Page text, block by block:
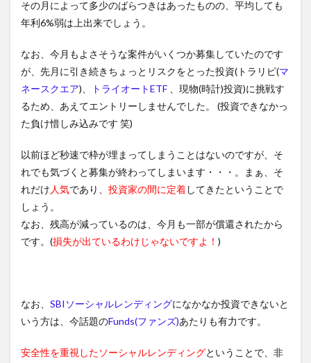
その月によって多少のばらつきはあったものの、平均しても
年利6%弱は上出来でしょう。
なお、今月もよさそうな案件がいくつか募集していたのです
が、先月に引き続きちょっとリスクをとった投資(トラリピ(マ
ネースクエア)、 トライオートETF 、現物(時計)投資)に挑戦す
るため、あえてエントリーしませんでした。 (投資できなかっ
た負け惜しみ込みです 笑)
以前ほど秒速で枠が埋まってしまうことはないのですが、そ
れでも気づくと募集が終わってしまいます・・・。まぁ、そ
れだけ 人気であり、 投資家の間に定着してきたということで
しょう。
なお、残高が減っているのは、今月も一部が償還されたから
です。(損失が出ているわけじゃないですよ！ )
なお、 SBIソーシャルレンディングになかなか投資できないと
いう方は、今話題のFunds(ファンズ)あたりも有力です。
安全性を重視したソーシャルレンディングということで、非